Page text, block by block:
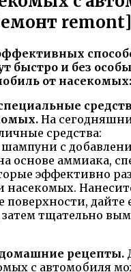
remont]
быстро и без
от насекомых:
На
средства:
с
основе аммиака,
эффективно
насекомых.
поверхности, дайте
затем тщательно
домашние рецепты.
с автомобиля